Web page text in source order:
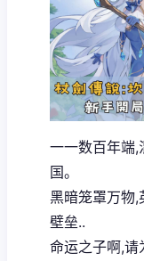
一一数百年端,
国。
黑暗笼罩万物,
壁垒..
命运之子啊,请